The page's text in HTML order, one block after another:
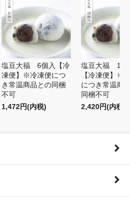
塩豆大福 6個入【冷
凍便】※冷凍便につ
き常温商品との同梱
不可
1,472円(内税)
塩豆大福 10
【冷凍便】※
につき常温商
同梱不可
2,420円(内税)